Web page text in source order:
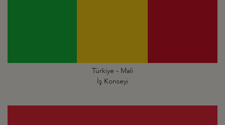
Türkiye - Mali
İş Konseyi